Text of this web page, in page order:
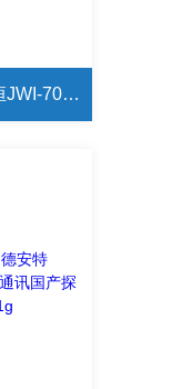
jadever电脑通讯电子秤钰恒JWI-700W-30kg/1g防水电子秤